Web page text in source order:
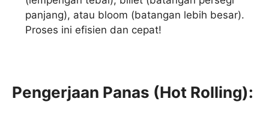
panjang), atau bloom (batangan lebih besar).
Proses ini efisien dan cepat!
Pengerjaan Panas (Hot Rolling):